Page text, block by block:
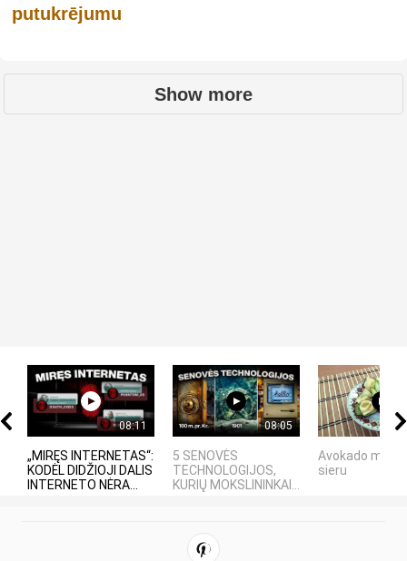
putukrējumu
Show more
08:11
„MIRĘS INTERNETAS“:
KODĖL DIDŽIOJI DALIS
INTERNETO NĖRA...
08:05
5 SENOVĖS
TECHNOLOGIJOS,
KURIŲ MOKSLININKAI...
Avokado
sieru